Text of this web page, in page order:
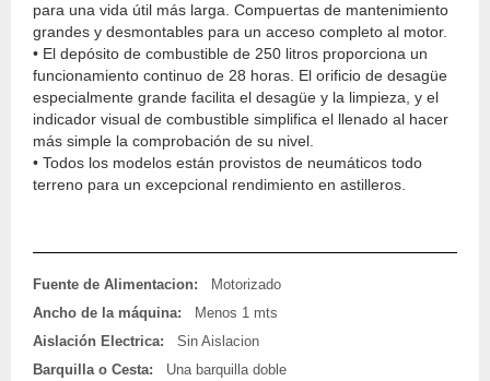
para una vida útil más larga. Compuertas de mantenimiento
grandes y desmontables para un acceso completo al motor.
• El depósito de combustible de 250 litros proporciona un
funcionamiento continuo de 28 horas. El orificio de desagüe
especialmente grande facilita el desagüe y la limpieza, y el
indicador visual de combustible simplifica el llenado al hacer
más simple la comprobación de su nivel.
• Todos los modelos están provistos de neumáticos todo
terreno para un excepcional rendimiento en astilleros.
Fuente de Alimentacion:
Motorizado
Ancho de la máquina:
Menos 1 mts
Aislación Electrica:
Sin Aislacion
Barquilla o Cesta:
Una barquilla doble